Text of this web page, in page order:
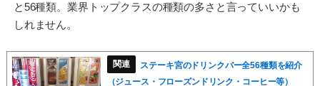
と56種類。業界トップクラスの種類の多さと言っていいかも
しれません。
ステーキ宮のドリンクバー全56種類を紹介
（ジュース・フローズンドリンク・コーヒー等）